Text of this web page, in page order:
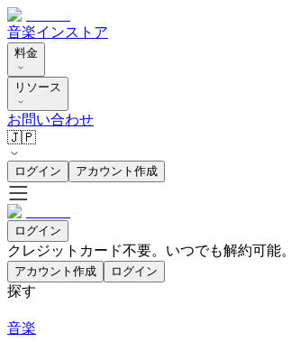
音楽インストア
料金
リソース
お問い合わせ
🇯🇵
ログイン アカウント作成
ログイン
クレジットカード不要。いつでも解約可能。
アカウント作成 ログイン
探す
音楽